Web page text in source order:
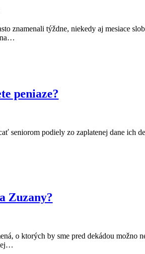
znamenali týždne, niekedy aj mesiace
peniaze?
seniorom podiely zo zaplatenej dane
Zuzany?
o ktorých by sme pred dekádou